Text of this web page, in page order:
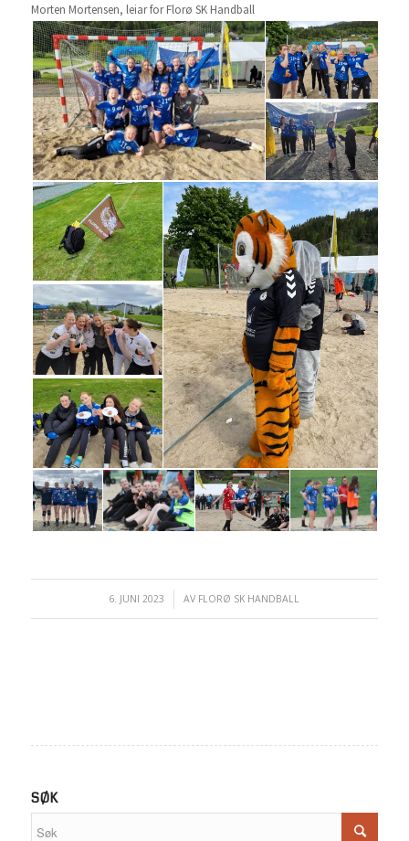
Morten Mortensen, leiar for Florø SK Handball
6. JUNI 2023
/ AV FLORØ SK HANDBALL
SØK